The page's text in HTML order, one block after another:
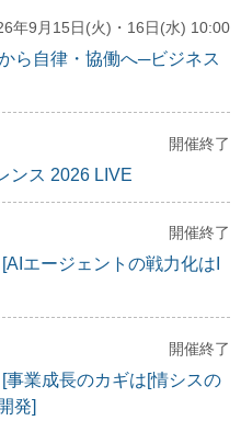
年9月15日(火)・16日(水) 10:00
ら自律・協働へ─ビジネス
開催終了
ンス 2026 LIVE
開催終了
エージェントの戦力化はI
開催終了
事業成長のカギは[情シスの
発]